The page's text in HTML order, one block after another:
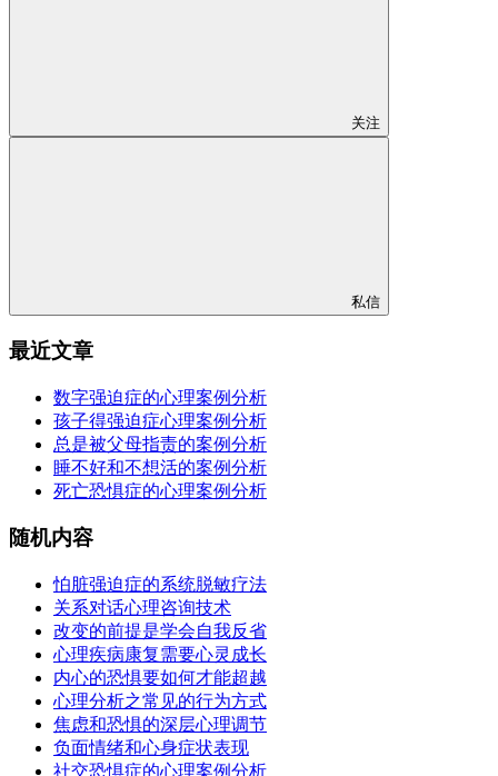
关注
私信
最近文章
数字强迫症的心理案例分析
孩子得强迫症心理案例分析
总是被父母指责的案例分析
睡不好和不想活的案例分析
死亡恐惧症的心理案例分析
随机内容
怕脏强迫症的系统脱敏疗法
关系对话心理咨询技术
改变的前提是学会自我反省
心理疾病康复需要心灵成长
内心的恐惧要如何才能超越
心理分析之常见的行为方式
焦虑和恐惧的深层心理调节
负面情绪和心身症状表现
社交恐惧症的心理案例分析